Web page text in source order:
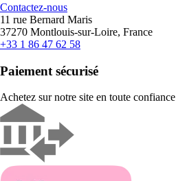
Contactez-nous
11 rue Bernard Maris
37270 Montlouis-sur-Loire, France
+33 1 86 47 62 58
Paiement sécurisé
Achetez sur notre site en toute confiance